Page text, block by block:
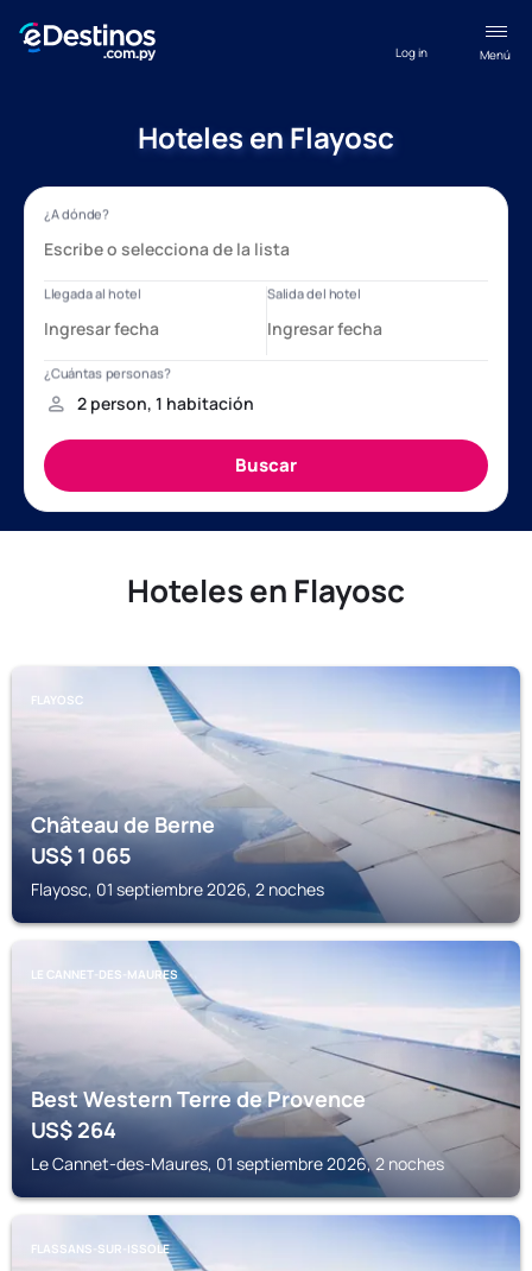
Menú
Log in
Hoteles en Flayosc
Hoteles en Flayosc
FLAYOSC
Château de Berne
US$1 065
Flayosc, 01 septiembre 2026, 2 noches
LE CANNET-DES-MAURES
Best Western Terre de Provence
US$264
Le Cannet-des-Maures, 01 septiembre 2026, 2 noches
FLASSANS-SUR-ISSOLE